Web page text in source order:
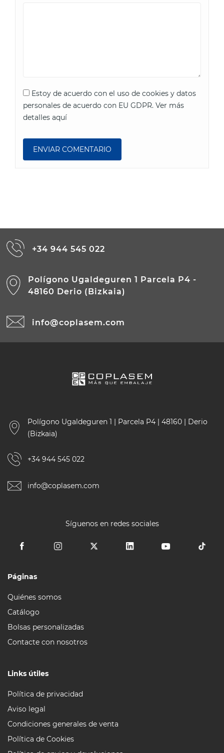
Estoy de acuerdo con el uso de cookies y datos
personales de acuerdo con EU GDPR. Ver más
detalles aquí
+34 944 545 022
Polígono Ugaldeguren 1 Parcela P4 -
48160 Derio (Bizkaia)
info@coplasem.com
Polígono Ugaldeguren 1 | Parcela P4 | 48160 | Derio
(Bizkaia)
+34 944 545 022
info@coplasem.com
Síguenos en redes sociales
Páginas
Quiénes somos
Catálogo
Bolsas personalizadas
Contacte con nosotros
Links útiles
Política de privacidad
Aviso legal
Condiciones generales de venta
Política de Cookies